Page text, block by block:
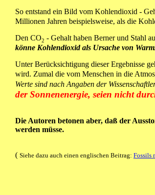
So entstand ein Bild vom Kohlendioxid -
Millionen Jahren beispielsweise, als die
Den CO2 - Gehalt haben Berner und Stahl
könne Kohlendioxid als Ursache von
Unter Berücksichtigung dieser Ergebnisse
wird. Zumal die vom Menschen in die
Werte sind nach Angaben der
der Sonnenenergie, seien nicht
Die Autoren betonen aber, daß der
werden müsse.
( Siehe dazu auch einen englischen Beitrag: Fossils